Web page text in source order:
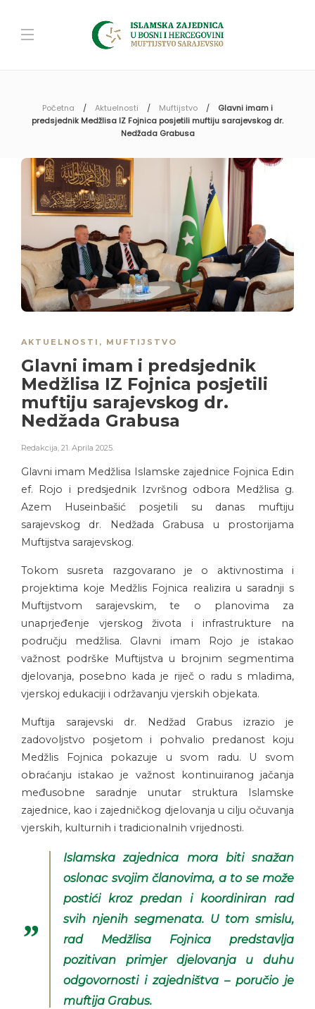
Početna Aktuelnosti Muftijstvo
Glavni imam i
predsjednik Medžlisa IZ Fojnica posjetili muftiju sarajevskog dr.
Nedžada Grabusa
AKTUELNOSTI , MUFTIJSTVO
Glavni imam i predsjednik
Medžlisa IZ Fojnica posjetili
muftiju sarajevskog dr.
Nedžada Grabusa
Redakcija, 21. Aprila 2025.
Glavni imam Medžlisa Islamske zajednice Fojnica Edin
ef. Rojo i predsjednik Izvršnog odbora Medžlisa g.
Azem Huseinbašić posjetili su danas muftiju
sarajevskog dr. Nedžada Grabusa u prostorijama
Muftijstva sarajevskog.
Tokom susreta razgovarano je o aktivnostima i
projektima koje Medžlis Fojnica realizira u saradnji s
Muftijstvom sarajevskim, te o planovima za
unaprjeđenje vjerskog života i infrastrukture na
području medžlisa. Glavni imam Rojo je istakao
važnost podrške Muftijstva u brojnim segmentima
djelovanja, posebno kada je riječ o radu s mladima,
vjerskoj edukaciji i održavanju vjerskih objekata.
Muftija sarajevski dr. Nedžad Grabus izrazio je
zadovoljstvo posjetom i pohvalio predanost koju
Medžlis Fojnica pokazuje u svom radu. U svom
obraćanju istakao je važnost kontinuiranog jačanja
međusobne saradnje unutar struktura Islamske
zajednice, kao i zajedničkog djelovanja u cilju očuvanja
vjerskih, kulturnih i tradicionalnih vrijednosti.
Islamska zajednica mora biti snažan
oslonac svojim članovima, a to se može
postići kroz predan i koordiniran rad
svih njenih segmenata. U tom smislu,
rad Medžlisa Fojnica predstavlja
pozitivan primjer djelovanja u duhu
odgovornosti i zajedništva – poručio je
muftija Grabus.